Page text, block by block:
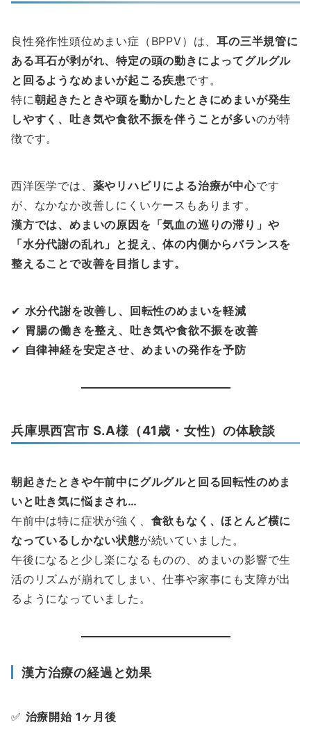
良性発作性頭位めまい症（BPPV）は、耳の三半規管に
ある耳石が剥がれ、特定の頭の動きによってグルグル
と回るようなめまいが起こる疾患です。
特に朝起きたときや頭を動かしたときにめまいが発生
しやすく、吐き気や食欲不振を伴うことが多いのが特
徴です。
西洋医学では、 薬やリハビリによる治療が中心です
が、なかなか改善しにくいケースもあります。
漢方では、めまいの原因を「気血の巡りの滞り」や
「水分代謝の乱れ」と捉え、体の内側からバランスを
整えることで改善を目指します。
✔ 水分代謝を改善し、回転性のめまいを軽減
✔ 胃腸の働きを整え、吐き気や食欲不振を改善
✔ 自律神経を安定させ、めまいの発作を予防
兵庫県西宮市 S.A様（41歳・女性）の体験談
朝起きたときや午前中にグルグルと回る回転性のめま
いと吐き気に悩まされ…
午前中は特に症状が強く、 食欲もなく、ほとんど横に
なっているしかない状態が続いていました。
午後になると少し楽になるものの、めまいの影響で生
活のリズムが崩れてしまい、仕事や家事にも支障が出
るようになっていました。
漢方治療の経過と効果
✅ 治療開始 1ヶ月後